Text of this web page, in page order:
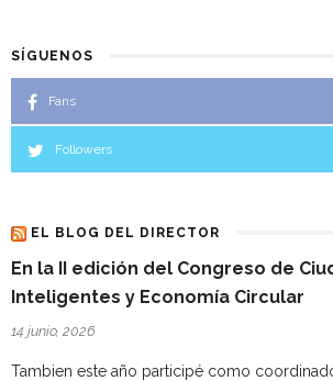
SÍGUENOS
Fans
Followers
EL BLOG DEL DIRECTOR
En la II edición del Congreso de
Inteligentes y Economía Circular
14 junio, 2026
Tambien este año participé como